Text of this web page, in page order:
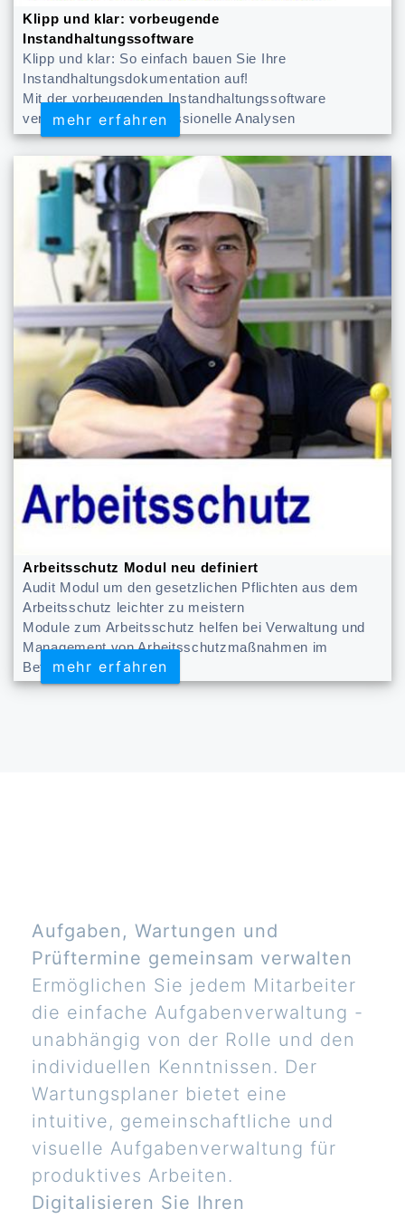
Klipp und klar: vorbeugende
Instandhaltungssoftware
Klipp und klar: So einfach bauen Sie Ihre
Instandhaltungsdokumentation auf!
Mit der vorbeugenden Instandhaltungssoftware
verfügen Sie über professionelle Analysen
mehr erfahren
mehr erfahren
Arbeitsschutz Modul neu definiert
Audit Modul um den gesetzlichen Pflichten aus dem
Arbeitsschutz leichter zu meistern
Module zum Arbeitsschutz helfen bei Verwaltung und
Management von Arbeitsschutzmaßnahmen im
Betrieb.mehr erfahren
mehr erfahren
Aufgaben, Wartungen und
Prüftermine gemeinsam verwalten
Ermöglichen Sie jedem Mitarbeiter
die einfache Aufgabenverwaltung -
unabhängig von der Rolle und den
individuellen Kenntnissen. Der
Wartungsplaner bietet eine
intuitive, gemeinschaftliche und
visuelle Aufgabenverwaltung für
produktives Arbeiten.
Digitalisieren Sie Ihren